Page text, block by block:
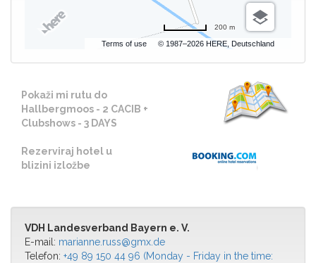
Terms of use © 1987–2026 HERE, Deutschland
200 m
Pokaži mi rutu do
Hallbergmoos - 2 CACIB +
Clubshows - 3 DAYS
Rezerviraj hotel u
blizini izložbe
VDH Landesverband Bayern e. V.
E-mail: marianne.russ@gmx.de
Telefon: +49 89 150 44 96 (Monday - Friday in the time: